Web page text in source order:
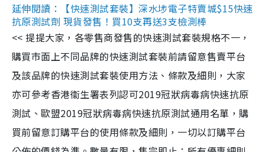
延伸閱讀：【快速測試套裝】深水埗電子特賣城$15快速
抗原測試劑 現貨發售！買10支再送3支檢測棒
<< 提提大家，各零售商發售的快速測試套裝規格不一，
購買市面上不同品牌的快速測試套裝前請留意售賣平台
及該品牌的快速測試套裝使用方法、條款及細則，大家
亦可參考香港衞生署表列認可2019冠狀病毒病快速抗原
測試、歐盟2019冠狀病毒病快速抗原測試通用名單，購
買前留意訂購平台的使用條款及細則，一切以訂購平台